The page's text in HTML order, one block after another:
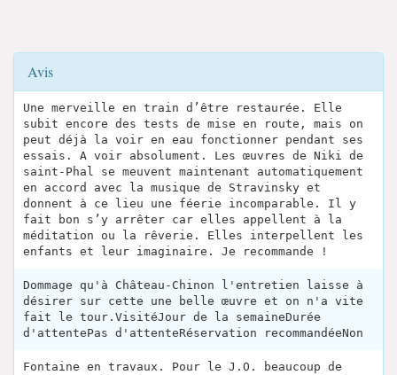
Avis
Une merveille en train d’être restaurée. Elle
subit encore des tests de mise en route, mais on
peut déjà la voir en eau fonctionner pendant ses
essais. A voir absolument. Les œuvres de Niki de
saint-Phal se meuvent maintenant automatiquement
en accord avec la musique de Stravinsky et
donnent à ce lieu une féerie incomparable. Il y
fait bon s’y arrêter car elles appellent à la
méditation ou la rêverie. Elles interpellent les
enfants et leur imaginaire. Je recommande !
Dommage qu'à Château-Chinon l'entretien laisse à
désirer sur cette une belle œuvre et on n'a vite
fait le tour.VisitéJour de la semaineDurée
d'attentePas d'attenteRéservation recommandéeNon
Fontaine en travaux. Pour le J.O. beaucoup de